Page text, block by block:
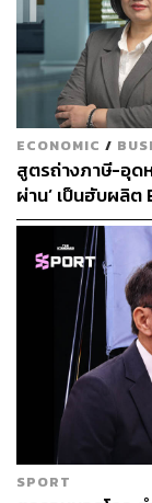
ECONOMIC /
สูตรถ่างภาษี-อุด
ผ่าน’ เป็นฮับผลิต
SPORT